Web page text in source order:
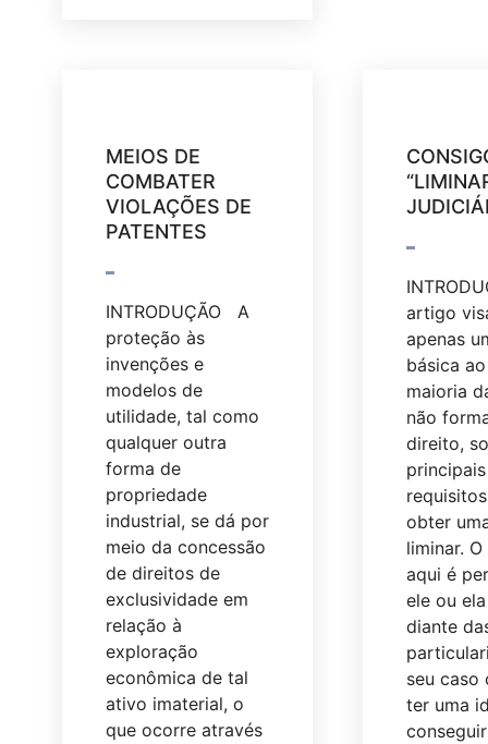
MEIOS DE
COMBATER
VIOLAÇÕES DE
PATENTES
INTRODUÇÃO A
proteção às
invenções e
modelos de
utilidade, tal como
qualquer outra
forma de
propriedade
industrial, se dá por
meio da concessão
de direitos de
exclusividade em
relação à
exploração
econômica de tal
ativo imaterial, o
que ocorre através
artigo
apenas
básica
maioria
não
direito,
principais
obter
liminar.
aqui é
ele ou
diante
seu caso
ter uma